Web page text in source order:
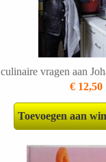
culinaire vragen aan
€ 12,50
Toevoegen aan